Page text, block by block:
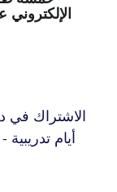
أيام تدريبية - 4 ساعات يوميًا] + نصف ساعة